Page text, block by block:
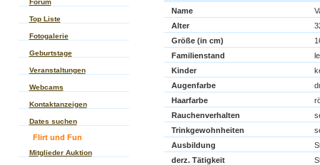
Forum
Top Liste
Fotogalerie
Geburtstage
Veranstaltungen
Webcams
Kontaktanzeigen
Dates suchen
Flirt und Fun
Mitglieder Auktion
Name
Alter
Größe (in cm)
Familienstand
Kinder
Augenfarbe
Haarfarbe
Rauchenverhalten
Trinkgewohnheiten
Ausbildung
derz. Tätigkeit